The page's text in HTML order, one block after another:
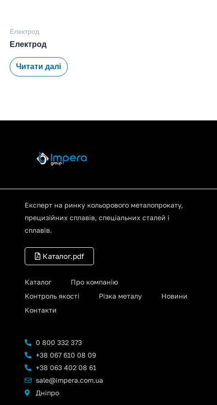
Електрод
Електрод
Читати далі
Експерт на ринку кольорового металопрокату,
прецизійних сплавів, спеціальних сталей і
сплавів.
Каталог.pdf
Каталог
Про компанію
Контроль якості
Різка металу
Новини
Контакти
0 800 332 373
+38 067 610 08 09
+38 063 402 08 61
sale@impera.com.ua
Дніпро